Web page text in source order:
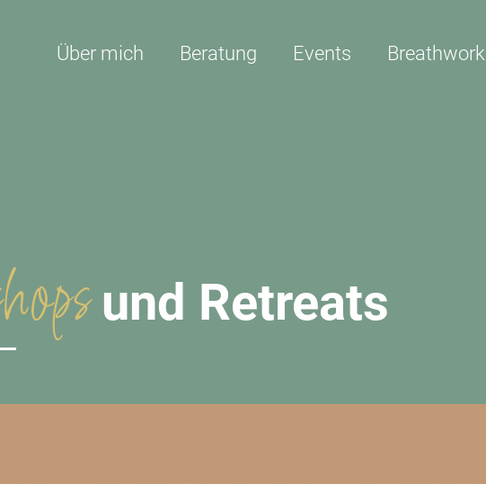
Über mich Beratung Events Breathwork
- Adriane Moser
und Retreats